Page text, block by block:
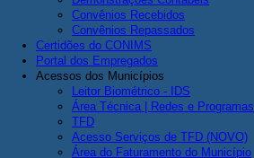
Convênios Recebidos
Convênios Repassados
Certidões do CONIMS
Portal dos Empregados
Acessos dos Municípios
Leitor Biométrico - IDS
Área Técnica | Redes e Programas
TFD
Acesso Serviços de TFD (NOVO)
Área do Faturamento do Município